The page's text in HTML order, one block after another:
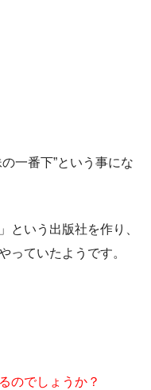
一番下”という事にな
」という出版社を作り、
っていたようです。
のでしょうか？